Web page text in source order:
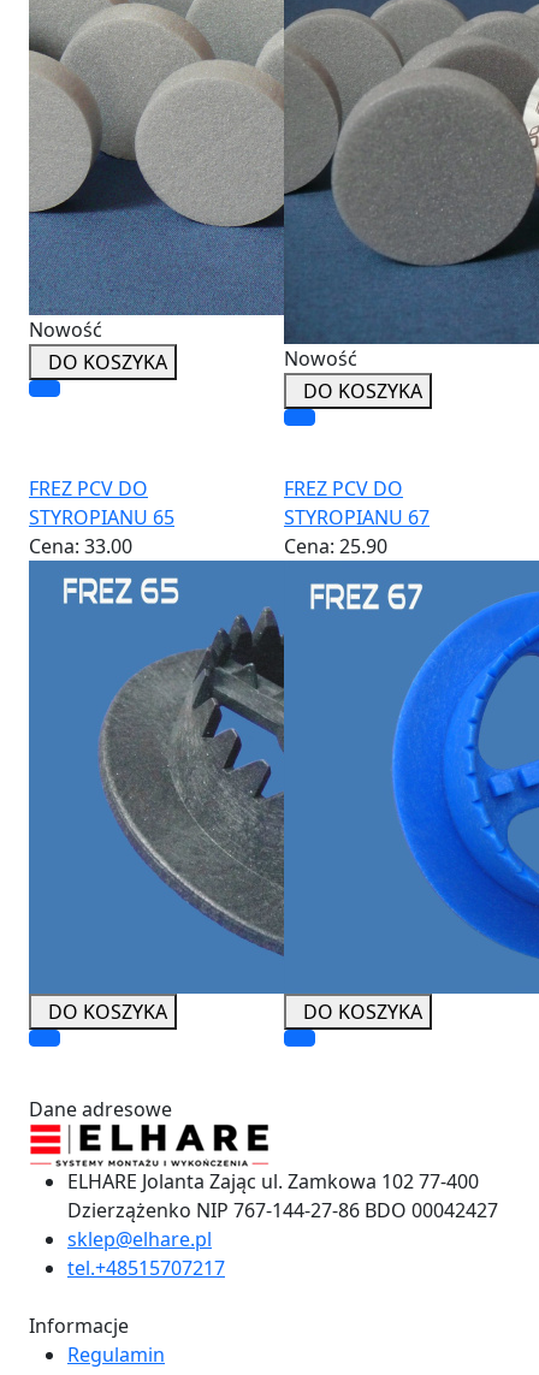
Nowość
DO KOSZYKA
Nowość
DO KOSZYKA
FREZ PCV DO
STYROPIANU 65
Cena: 33.00
DO KOSZYKA
FREZ PCV DO
STYROPIANU 67
Cena: 25.90
DO KOSZYKA
Dane adresowe
ELHARE Jolanta Zając ul. Zamkowa 102 77-400
Dzierzążenko NIP 767-144-27-86 BDO 00042427
sklep@elhare.pl
tel.+48515707217
Informacje
Regulamin